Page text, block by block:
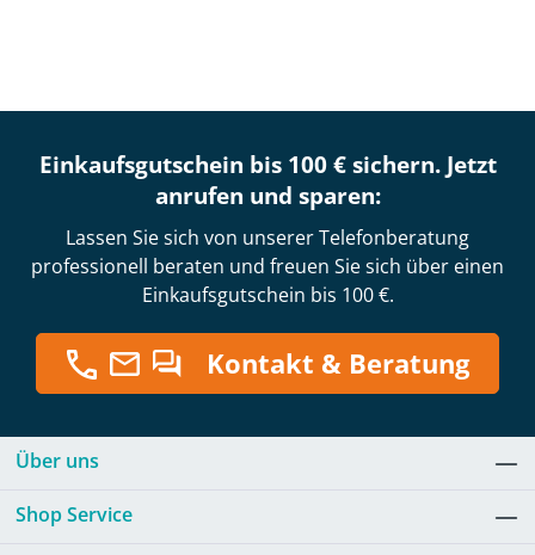
Einkaufsgutschein bis 100 € sichern. Jetzt
anrufen und sparen:
Lassen Sie sich von unserer Telefonberatung
professionell beraten und freuen Sie sich über einen
Einkaufsgutschein bis 100 €.
Kontakt & Beratung
Über uns
Shop Service